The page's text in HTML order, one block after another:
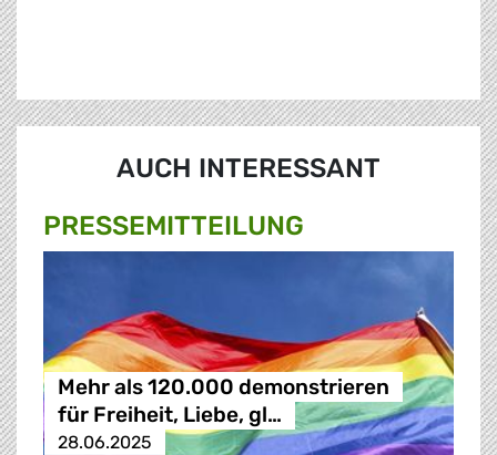
AUCH INTERESSANT
PRESSE­MITTEILUNG
Mehr als 120.000 demonstrieren
für Freiheit, Liebe, gl…
28.06.2025